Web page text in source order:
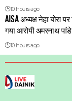
10 hours ago
AISA अध्यक्ष नेहा बोरा
गया आरोपी अमरनाथ पांडे
10 hours ago